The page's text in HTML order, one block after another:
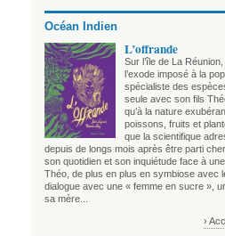
Océan Indien
L’offrande
Sur l’île de La
l’exode imposé à la
spécialiste des
seule avec son fils
qu’à la nature
poissons, fruits et
que la scientifique
depuis de longs mois après être parti
son quotidien et son inquiétude face à
Théo, de plus en plus en symbiose avec
dialogue avec une « femme en sucre »,
sa mère...
›